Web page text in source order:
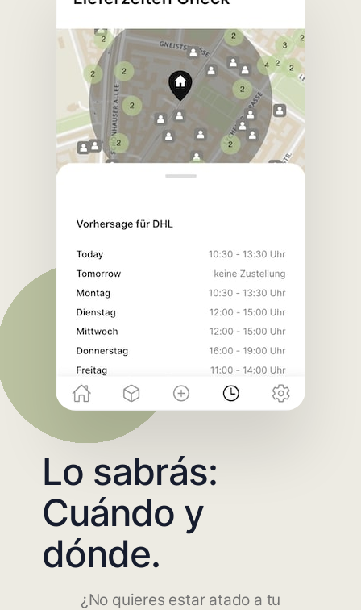
Lo sabrás:
Cuándo y
dónde.
¿No quieres estar atado a tu